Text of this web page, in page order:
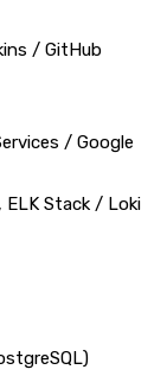
/ GitHub
/ Google
ELK Stack / Loki